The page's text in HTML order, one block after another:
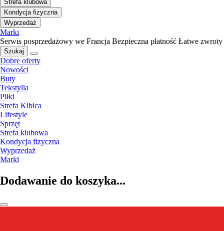
Strefa klubowa
Kondycja fizyczna
Wyprzedaż
Marki
Serwis posprzedażowy we Francja Bezpieczna płatność Łatwe zwroty
Szukaj
Dobre oferty
Nowości
Buty
Tekstylia
Piłki
Strefa Kibica
Lifestyle
Sprzęt
Strefa klubowa
Kondycja fizyczna
Wyprzedaż
Marki
Dodawanie do koszyka...